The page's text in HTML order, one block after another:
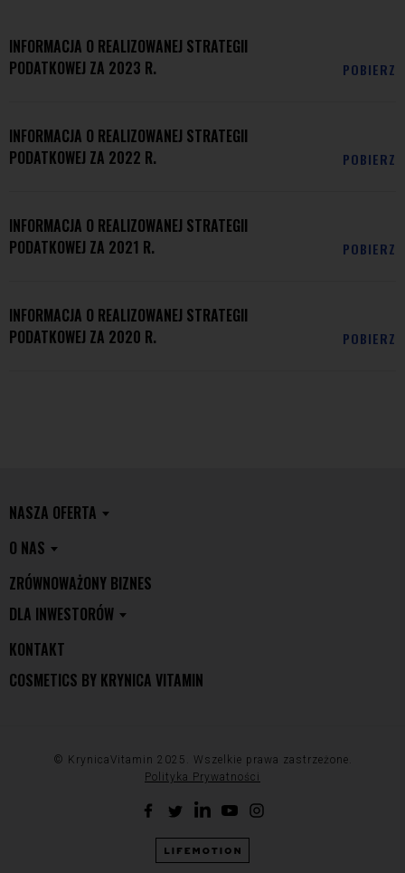
INFORMACJA O REALIZOWANEJ STRATEGII
PODATKOWEJ ZA 2023 R.
POBIERZ
INFORMACJA O REALIZOWANEJ STRATEGII
PODATKOWEJ ZA 2022 R.
POBIERZ
INFORMACJA O REALIZOWANEJ STRATEGII
PODATKOWEJ ZA 2021 R.
POBIERZ
INFORMACJA O REALIZOWANEJ STRATEGII
PODATKOWEJ ZA 2020 R.
POBIERZ
NASZA OFERTA
O NAS
ZRÓWNOWAŻONY BIZNES
DLA INWESTORÓW
KONTAKT
COSMETICS BY KRYNICA VITAMIN
© KrynicaVitamin 2025. Wszelkie prawa zastrzeżone.
Polityka Prywatności